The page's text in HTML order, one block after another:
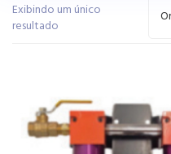
Exibindo um único
resultado